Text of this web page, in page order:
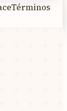
Términos